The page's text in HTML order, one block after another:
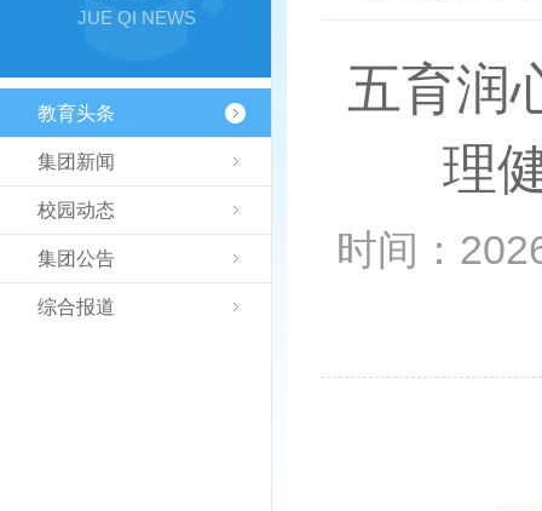
JUE QI NEWS
教育头条
集团新闻
校园动态
集团公告
综合报道
五育润
理
时间：